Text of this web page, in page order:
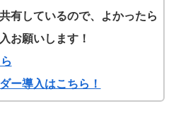
有しているので、よかったら
お願いします！
ー導入はこちら！